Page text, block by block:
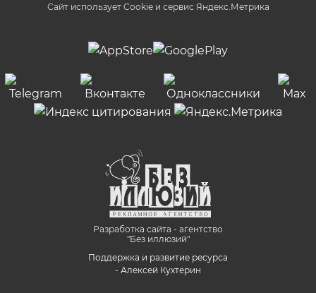
Сайт использует Cookie и сервиc Яндекс.Метрика
Разработка сайта - агентство
"Без иллюзий"
Поддержка и развитие ресурса
- Алексей Кухтерин